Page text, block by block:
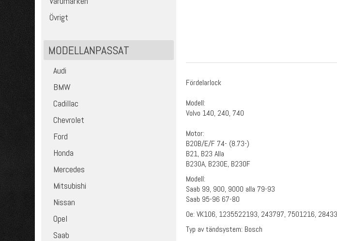
Övrigt
MODELLANPASSAT
Audi
BMW
Cadillac
Chevrolet
Ford
Honda
Mercedes
Mitsubishi
Nissan
Opel
Saab
Fördelarlock
Modell:
Volvo 140, 240, 740
Motor:
B20B/E/F 74- (8.73-)
B21, B23 Alla
B230A, B230E, B230F
Modell:
Saab 99, 900, 9000 alla 79-93
Saab 95-96 67-80
Oe: VK106, 1235522193, 243797, 7501216,
Typ av tändsystem: Bosch